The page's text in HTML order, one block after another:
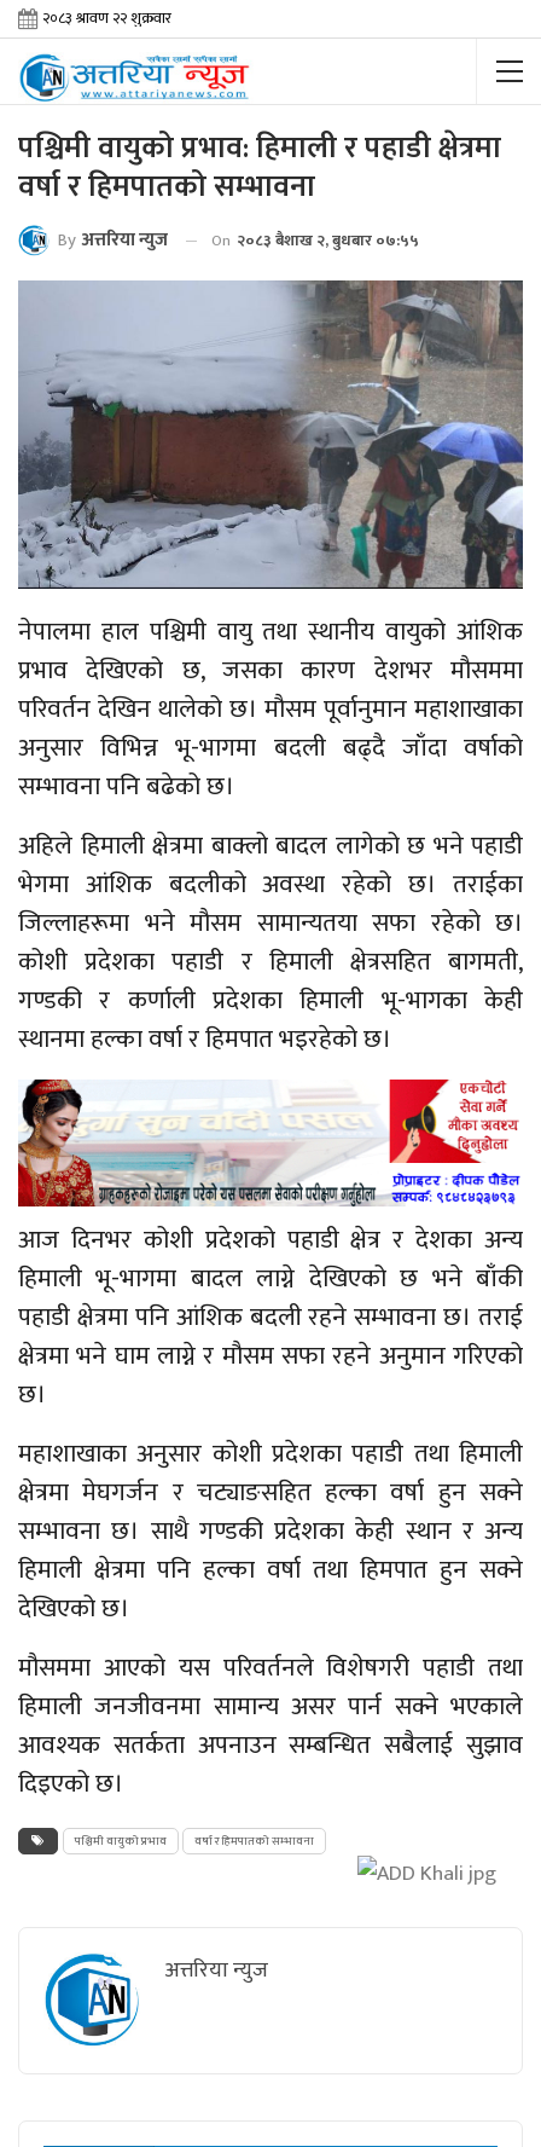
पश्चिमी वायुको प्रभाव: हिमाली र पहाडी क्षेत्रमा
वर्षा र हिमपातको सम्भावना
By अत्तरिया न्युज On २०८३ बैशाख २, बुधबार ०७:५५
नेपालमा हाल पश्चिमी वायु तथा स्थानीय वायुको आंशिक
प्रभाव देखिएको छ, जसका कारण देशभर मौसममा
परिवर्तन देखिन थालेको छ। मौसम पूर्वानुमान महाशाखाका
अनुसार विभिन्न भू-भागमा बदली बढ्दै जाँदा वर्षाको
सम्भावना पनि बढेको छ।
अहिले हिमाली क्षेत्रमा बाक्लो बादल लागेको छ भने पहाडी
भेगमा आंशिक बदलीको अवस्था रहेको छ। तराईका
जिल्लाहरूमा भने मौसम सामान्यतया सफा रहेको छ।
कोशी प्रदेशका पहाडी र हिमाली क्षेत्रसहित बागमती,
गण्डकी र कर्णाली प्रदेशका हिमाली भू-भागका केही
स्थानमा हल्का वर्षा र हिमपात भइरहेको छ।
आज दिनभर कोशी प्रदेशको पहाडी क्षेत्र र देशका अन्य
हिमाली भू-भागमा बादल लाग्ने देखिएको छ भने बाँकी
पहाडी क्षेत्रमा पनि आंशिक बदली रहने सम्भावना छ। तराई
क्षेत्रमा भने घाम लाग्ने र मौसम सफा रहने अनुमान गरिएको
छ।
महाशाखाका अनुसार कोशी प्रदेशका पहाडी तथा हिमाली
क्षेत्रमा मेघगर्जन र चट्याङसहित हल्का वर्षा हुन सक्ने
सम्भावना छ। साथै गण्डकी प्रदेशका केही स्थान र अन्य
हिमाली क्षेत्रमा पनि हल्का वर्षा तथा हिमपात हुन सक्ने
देखिएको छ।
मौसममा आएको यस परिवर्तनले विशेषगरी पहाडी तथा
हिमाली जनजीवनमा सामान्य असर पार्न सक्ने भएकाले
आवश्यक सतर्कता अपनाउन सम्बन्धित सबैलाई सुझाव
दिइएको छ।
पश्चिमी वायुको प्रभाव वर्षा र हिमपातको सम्भावना
अत्तरिया न्युज